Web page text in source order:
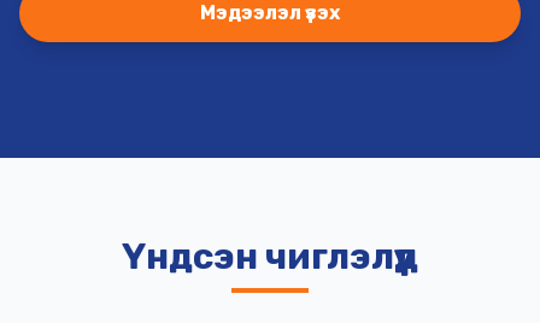
Мэдээлэл үзэх
Үндсэн чиглэлүүд